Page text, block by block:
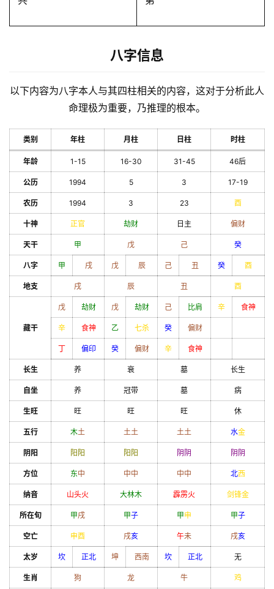
八字信息
以下内容为八字本人与其四柱相关的内容，这对于分析此人
命理极为重要，乃推理的根本。
类别 年柱 月柱 日柱 时柱
年龄 1-15 16-30 31-45 46后
公历 1994 5 3 17-19
农历 1994 3 23 酉
十神 正官 劫财 日主 偏财
天干 甲 戊 己 癸
八字 甲 戌 戊 辰 己 丑 癸 酉
地支 戌 辰 丑 酉
藏干
戊 劫财 戊 劫财 己 比肩 辛 食神
辛 食神 乙 七杀 癸 偏财
丁 偏印 癸 偏财 辛 食神
长生 养 衰 墓 长生
自坐 养 冠带 墓 病
生旺 旺 旺 旺 休
五行 木土 土土 土土 水金
阴阳 阳 阳 阳 阳 阴 阴 阴 阴
方位 东中 中中 中中 北西
纳音 山头火 大林木 霹雳火 剑锋金
所在旬 甲戌 甲子 甲申 甲子
空亡 申酉 戌亥 午未 戌亥
太岁 坎 正北 坤 西南 坎 正北 无
生肖 狗 龙 牛 鸡